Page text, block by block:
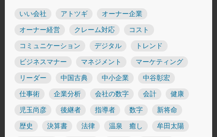
いい会社 アトツギ オーナー企業
オーナー経営 クレーム対応 コスト
コミュニケーション デジタル トレンド
ビジネスマナー マネジメント マーケティング
リーダー 中国古典 中小企業 中谷彰宏
仕事術 企業分析 会社の数字 会計 健康
児玉尚彦 後継者 指導者 数字 新将命
歴史 決算書 法律 温泉 癒し 牟田太陽